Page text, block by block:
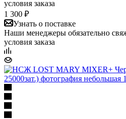
условия заказа
1 300 ₽
Узнать о поставке
Наши менеджеры обязательно
условия заказа